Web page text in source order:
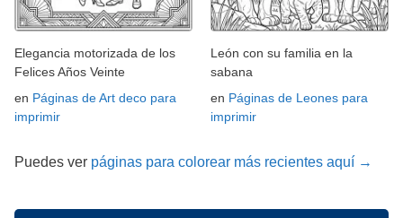
Elegancia motorizada de los
Felices Años Veinte
en Páginas de Art deco para
imprimir
León con su familia en la
sabana
en Páginas de Leones para
imprimir
Puedes ver páginas para colorear más recientes aquí →